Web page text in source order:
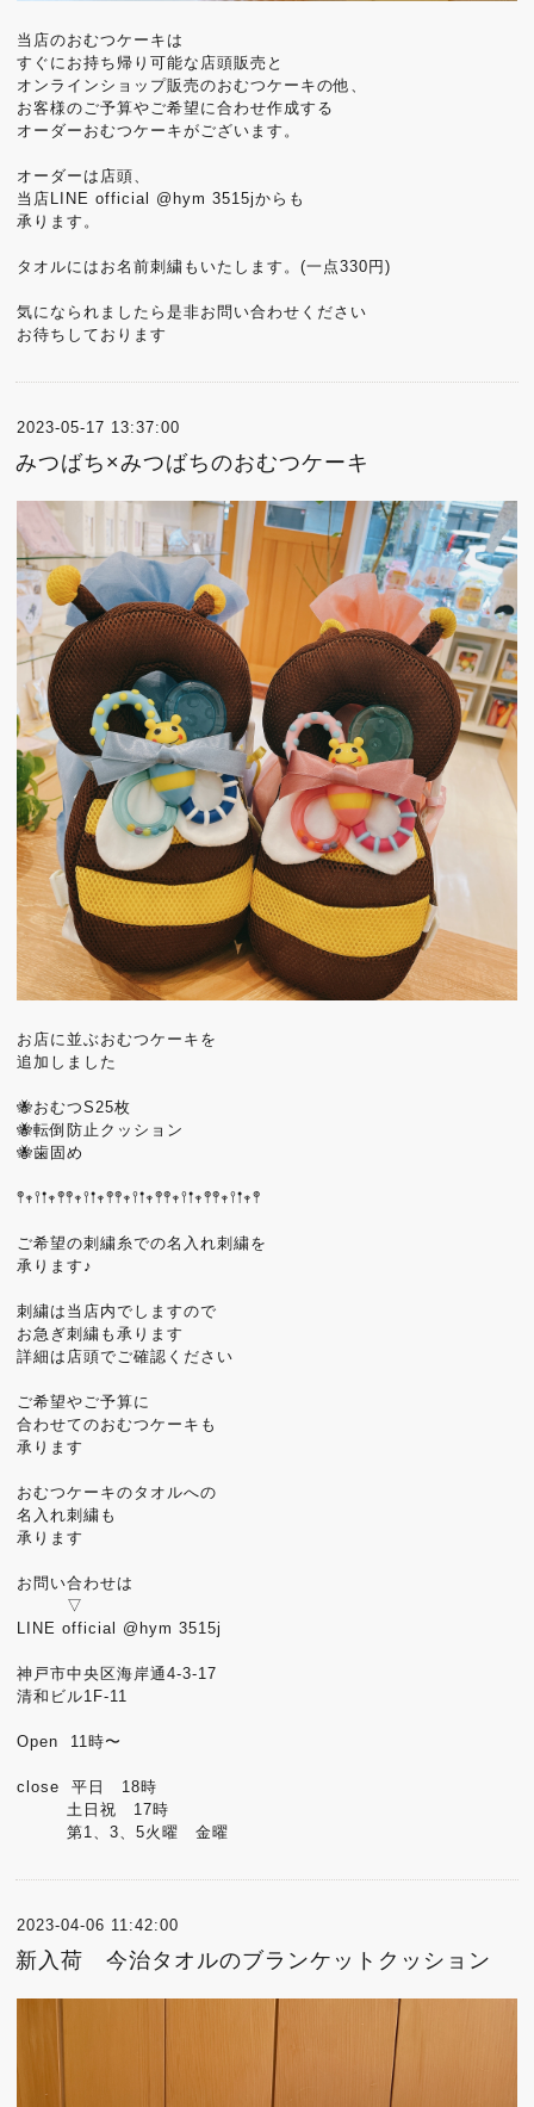
当店のおむつケーキは
すぐにお持ち帰り可能な店頭販売と
オンラインショップ販売のおむつケーキの他、
お客様のご予算やご希望に合わせ作成する
オーダーおむつケーキがございます。
オーダーは店頭、
当店LINE official @hym 3515jからも
承ります。
タオルにはお名前刺繍もいたします。(一点330円)
気になられましたら是非お問い合わせください
お待ちしております
2023-05-17 13:37:00
みつばち×みつばちのおむつケーキ
お店に並ぶおむつケーキを
追加しました
🐝おむつS25枚
🐝転倒防止クッション
🐝歯固め
𖤣𖥧𖥣𖡡𖥧𖤣𖤣𖥧𖥣𖡡𖥧𖤣𖤣𖥧𖥣𖡡𖥧𖤣𖤣𖥧𖥣𖡡𖥧𖤣𖤣𖥧𖥣𖡡𖥧𖤣
ご希望の刺繍糸での名入れ刺繍を
承ります♪
刺繍は当店内でしますので
お急ぎ刺繍も承ります
詳細は店頭でご確認ください
ご希望やご予算に
合わせてのおむつケーキも
承ります
おむつケーキのタオルへの
名入れ刺繍も
承ります
お問い合わせは
▽
LINE official @hym 3515j
神戸市中央区海岸通4-3-17
清和ビル1F-11
Open 11時〜
close 平日 18時
土日祝 17時
第1、3、5火曜 金曜
2023-04-06 11:42:00
新入荷 今治タオルのブランケットクッション